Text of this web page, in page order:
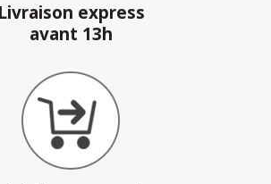
Livraison express
avant 13h